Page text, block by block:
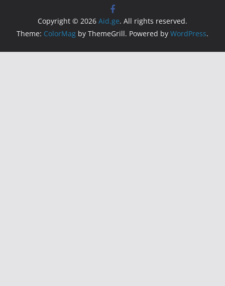
Copyright © 2026 Aid.ge. All rights reserved.
Theme: ColorMag by ThemeGrill. Powered by WordPress.